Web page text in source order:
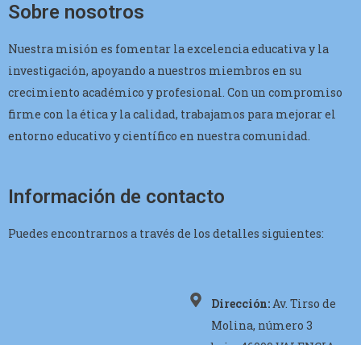
Sobre nosotros
Nuestra misión es fomentar la excelencia educativa y la
investigación, apoyando a nuestros miembros en su
crecimiento académico y profesional. Con un compromiso
firme con la ética y la calidad, trabajamos para mejorar el
entorno educativo y científico en nuestra comunidad.
Información de contacto
Puedes encontrarnos a través de los detalles siguientes:
Dirección:Av. Tirso de
Molina, número 3